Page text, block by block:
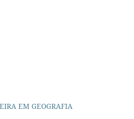
EM GEOGRAFIA